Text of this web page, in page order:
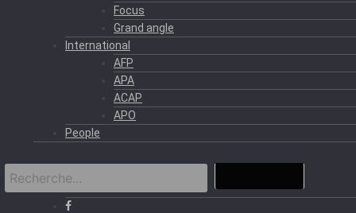
Focus
Grand angle
International
AFP
APA
ACAP
APO
People